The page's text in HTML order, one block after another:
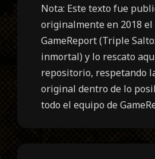
Nota: Este texto fue
originalmente en 2018 el
GameReport (Triple
inmortal) y lo rescato
repositorio, respetando
original dentro de lo
todo el equipo de